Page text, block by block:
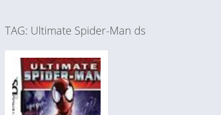
TAG: Ultimate Spider-Man ds